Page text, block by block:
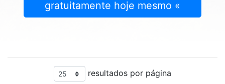
gratuitamente hoje mesmo «
resultados por página